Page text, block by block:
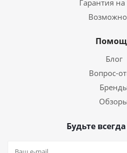
Гарантия на
Блог
Вопрос-
Будьте